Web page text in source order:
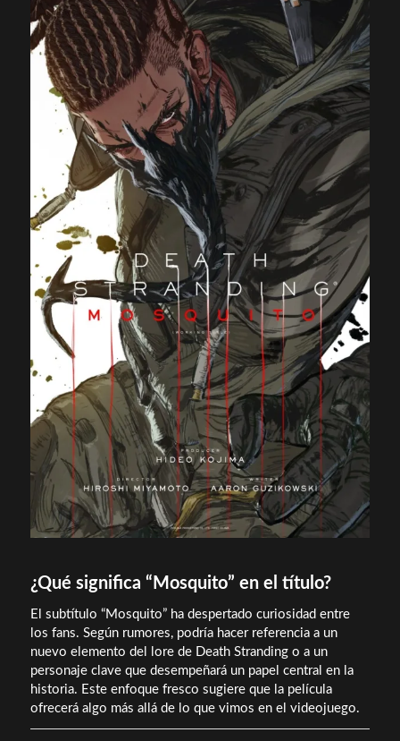
¿Qué significa “Mosquito” en el título?
El subtítulo “Mosquito” ha despertado curiosidad entre
los fans. Según rumores, podría hacer referencia a un
nuevo elemento del lore de Death Stranding o a un
personaje clave que desempeñará un papel central en la
historia. Este enfoque fresco sugiere que la película
ofrecerá algo más allá de lo que vimos en el videojuego.